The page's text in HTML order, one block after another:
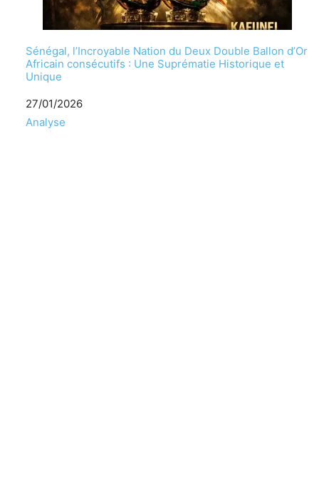
Sénégal, l’Incroyable Nation du Deux Double Ballon d’Or
Africain consécutifs : Une Suprématie Historique et
Unique
Date
27/01/2026
Par rapport à
Analyse